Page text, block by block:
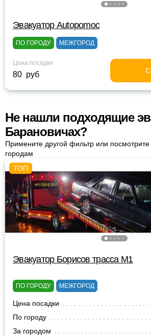
Эвакуатор Autopomoc
ПО ГОРОДУ МЕЖГОРОД
Цена посадки
80 руб
Не нашли подходящие
Барановичах?
Примените другой фильтр или
городам
Эвакуатор Борисов трасса М1
ПО ГОРОДУ МЕЖГОРОД
Цена посадки
По городу
За городом